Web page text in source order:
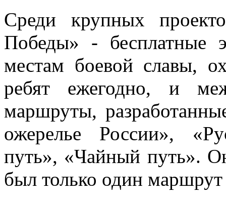
Среди крупных
Победы» - бесплатные
местам боевой славы,
ребят ежегодно, и
маршруты,
ожерелье России»,
путь», «Чайный путь».
был только один маршрут